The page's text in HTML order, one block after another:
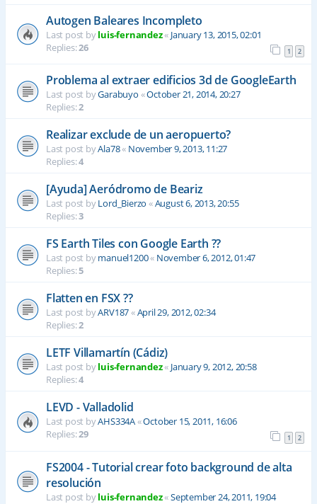
Autogen Baleares Incompleto
Last post byluis-fernandez« January 13, 2015, 02:01
Replies:26 1 2
Problema al extraer edificios 3d de GoogleEarth
Last post byGarabuyo «October 21, 2014, 20:27
Replies:2
Realizar exclude de un aeropuerto?
Last post byAla78« November 9, 2013, 11:27
Replies:4
[Ayuda] Aeródromo de Beariz
Last post byLord_Bierzo «August 6, 2013, 20:55
Replies:3
FS Earth Tiles con Google Earth ??
Last post bymanuel1200« November 6, 2012, 01:47
Replies:5
Flatten en FSX ??
Last post byARV187«April 29, 2012, 02:34
Replies:2
LETF Villamartín (Cádiz)
Last post byluis-fernandez« January 9, 2012, 20:58
Replies:4
LEVD - Valladolid
Last post byAHS334A«October 15, 2011, 16:06
Replies:29 1 2
FS2004 - Tutorial crear foto background de alta
resolución
Last post byluis-fernandez«September 24, 2011, 19:04